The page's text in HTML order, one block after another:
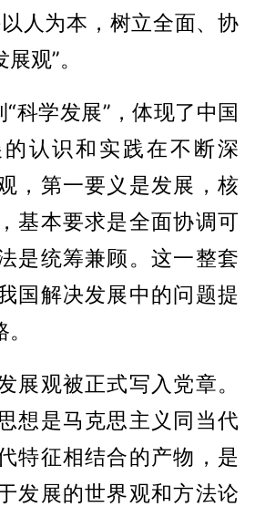
人为本，树立全面、协
观”。
“科学发展”，体现了中国
认识和实践在不断深
，第一要义是发展，核
基本要求是全面协调可
是统筹兼顾。这一整套
国解决发展中的问题提
展观被正式写入党章。
想是马克思主义同当代
特征相结合的产物，是
发展的世界观和方法论